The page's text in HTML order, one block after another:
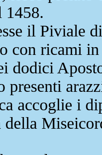
1458.
il Piviale
con ricami
dodici
presenti
accoglie i